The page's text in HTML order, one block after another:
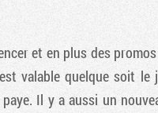
et en plus des
valable quelque soit
Il y a aussi un